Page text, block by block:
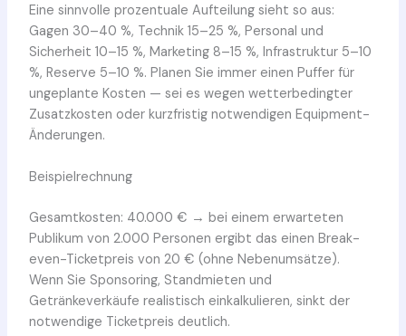
Eine sinnvolle prozentuale Aufteilung sieht so aus:
Gagen 30–40 %, Technik 15–25 %, Personal und
Sicherheit 10–15 %, Marketing 8–15 %, Infrastruktur 5–10
%, Reserve 5–10 %. Planen Sie immer einen Puffer für
ungeplante Kosten — sei es wegen wetterbedingter
Zusatzkosten oder kurzfristig notwendigen Equipment-
Änderungen.
Beispielrechnung
Gesamtkosten: 40.000 € → bei einem erwarteten
Publikum von 2.000 Personen ergibt das einen Break-
even-Ticketpreis von 20 € (ohne Nebenumsätze).
Wenn Sie Sponsoring, Standmieten und
Getränkeverkäufe realistisch einkalkulieren, sinkt der
notwendige Ticketpreis deutlich.